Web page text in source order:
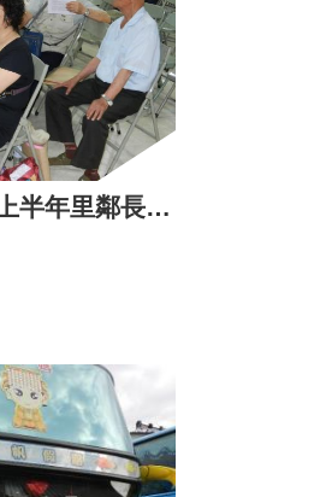
本里參加101年度上半年里鄰長研習活動花絮